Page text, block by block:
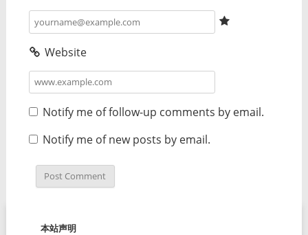
Website
Notify me of follow-up comments by email.
Notify me of new posts by email.
本站声明